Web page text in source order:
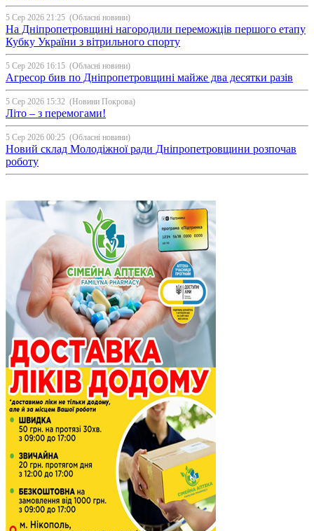
5 Сер 2026 21:25 (Обласні новини)
На Дніпропетровщині нагородили переможців першого етапу
Кубку України з вітрильного спорту
5 Сер 2026 16:15 (Обласні новини)
Агресор бив по Дніпропетровщині майже два десятки разів
5 Сер 2026 15:32 (Новини Покрова)
Літо – з перемогами!
5 Сер 2026 00:25 (Обласні новини)
Новий склад Молодіжної ради Дніпропетровщини розпочав
роботу